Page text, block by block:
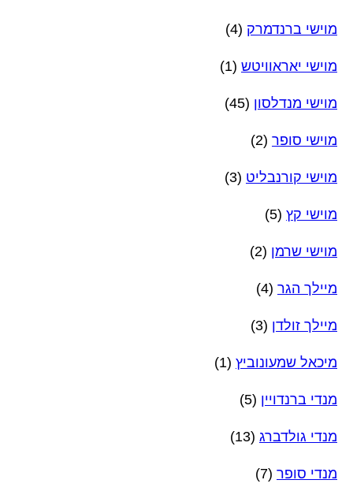
מוישי ברנדמרק (4)
מוישי יאראוויטש (1)
מוישי מנדלסון (45)
מוישי סופר (2)
מוישי קורנבליט (3)
מוישי קץ (5)
מוישי שרמן (2)
מיילך הגר (4)
מיילך זולדן (3)
מיכאל שמעונוביץ (1)
מנדי ברנדויין (5)
מנדי גולדברג (13)
מנדי סופר (7)